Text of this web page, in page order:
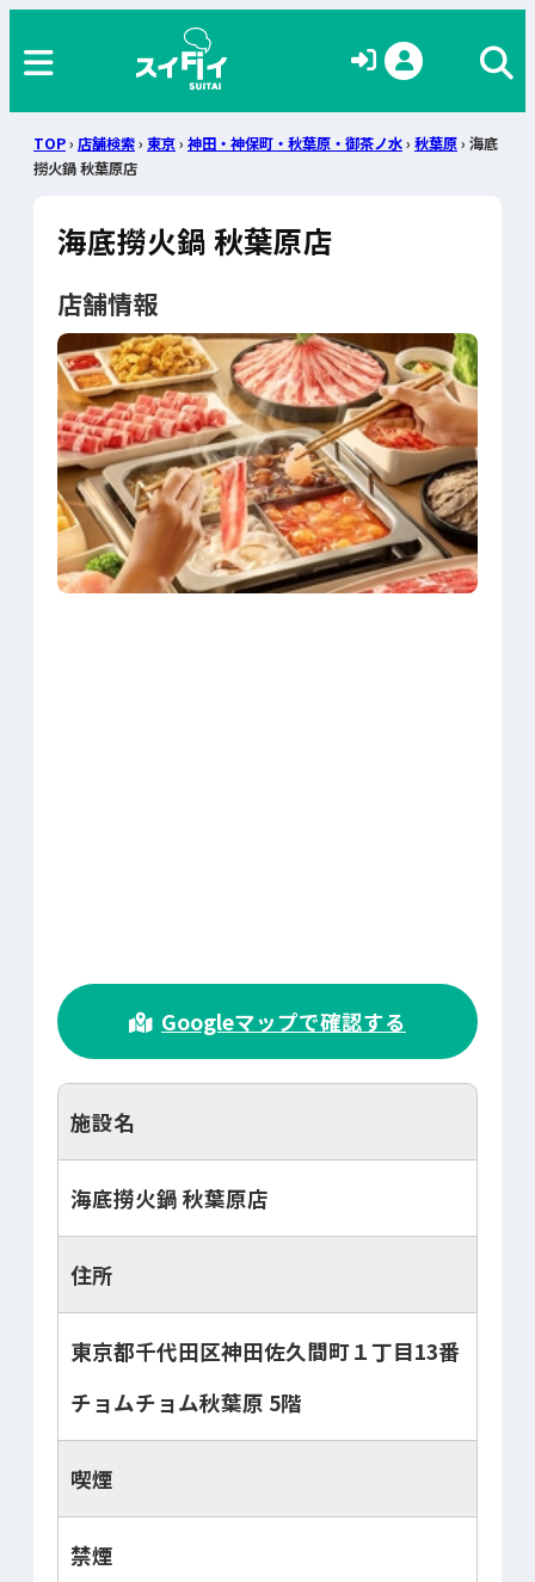
TOP› 店舗検索› 東京› 神田・神保町・秋葉原・御茶ノ水› 秋葉原› 海底
撈火鍋 秋葉原店
海底撈火鍋 秋葉原店
店舗情報
>
Googleマップで確認する
施設名
海底撈火鍋 秋葉原店
住所
東京都千代田区神田佐久間町１丁目13番
チョムチョム秋葉原 5階
喫煙
禁煙